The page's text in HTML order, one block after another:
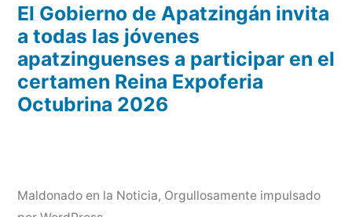
El Gobierno de Apatzingán invita
a todas las jóvenes
apatzinguenses a participar en el
certamen Reina Expoferia
Octubrina 2026
Maldonado en la Noticia, Orgullosamente impulsado